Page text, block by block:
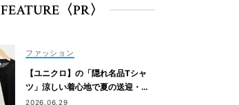
FEATURE〈PR〉
ファッション
【ユニクロ】の「隠れ名品Tシャ
ツ」涼しい着心地で夏の送迎・公
園にぴったり！
2026.06.29